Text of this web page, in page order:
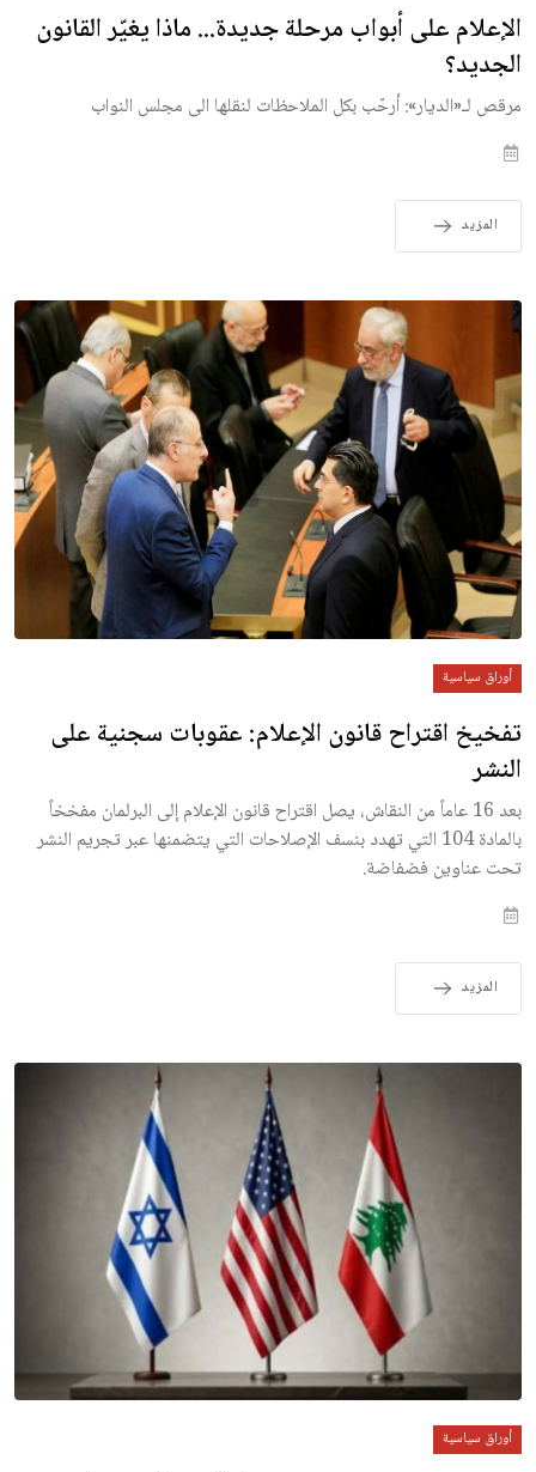
الإعلام على أبواب مرحلة جديدة... ماذا يغيّر القانون
الجديد؟
مرقص لـ«الديار»: أرحّب بكل الملاحظات لنقلها الى مجلس النواب
المزيد
أوراق سياسية
تفخيخ اقتراح قانون الإعلام: عقوبات سجنية على
النشر
بعد 16 عاماً من النقاش، يصل اقتراح قانون الإعلام إلى البرلمان مفخخاً
بالمادة 104 التي تهدد بنسف الإصلاحات التي يتضمنها عبر تجريم النشر
تحت عناوين فضفاضة.
المزيد
أوراق سياسية